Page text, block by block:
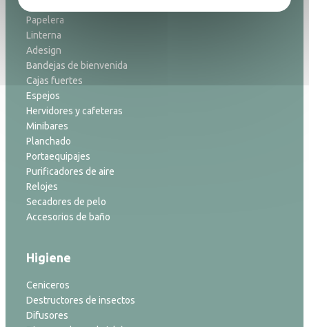
Papelera
Linterna
Adesign
Bandejas de bienvenida
Cajas fuertes
Espejos
Hervidores y cafeteras
Minibares
Planchado
Portaequipajes
Purificadores de aire
Relojes
Secadores de pelo
Accesorios de baño
Higiene
Ceniceros
Destructores de insectos
Difusores